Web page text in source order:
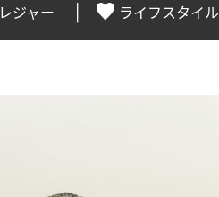
レジャー ライフスタイル